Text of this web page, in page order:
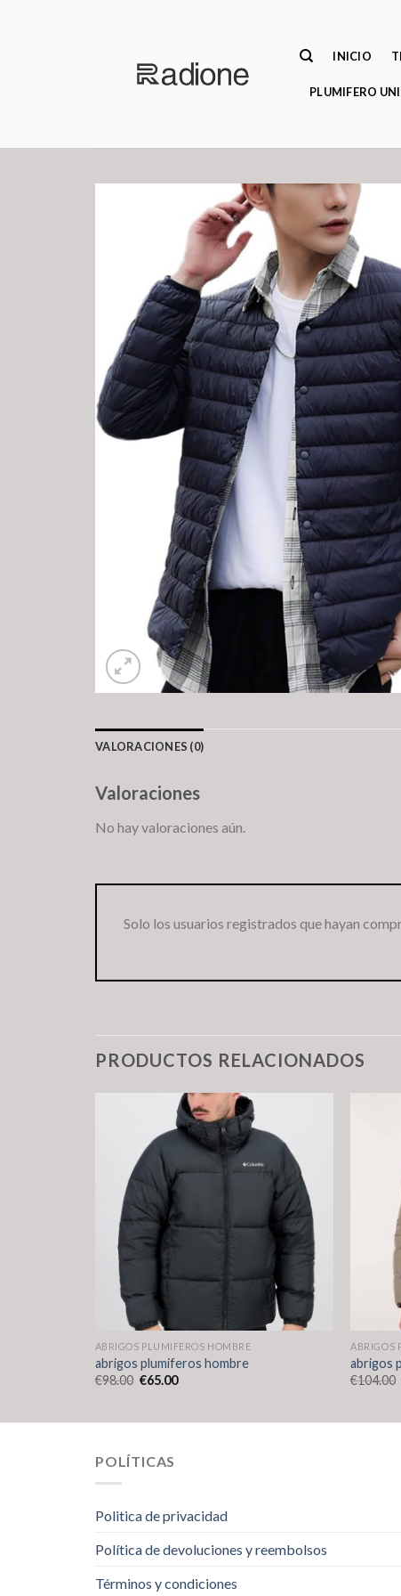
INICIO
PLUMIFERO
VALORACIONES (0)
Valoraciones
No hay valoraciones aún.
Solo los usuarios registrados que hayan
PRODUCTOS RELACIONADOS
ABRIGOS PLUMIFEROS HOMBRE
abrigos plumiferos hombre
€98.00 €65.00
ABRIGOS
abrigos
€104.00
POLÍTICAS
Politica de privacidad
Política de devoluciones y reembolsos
Términos y condiciones